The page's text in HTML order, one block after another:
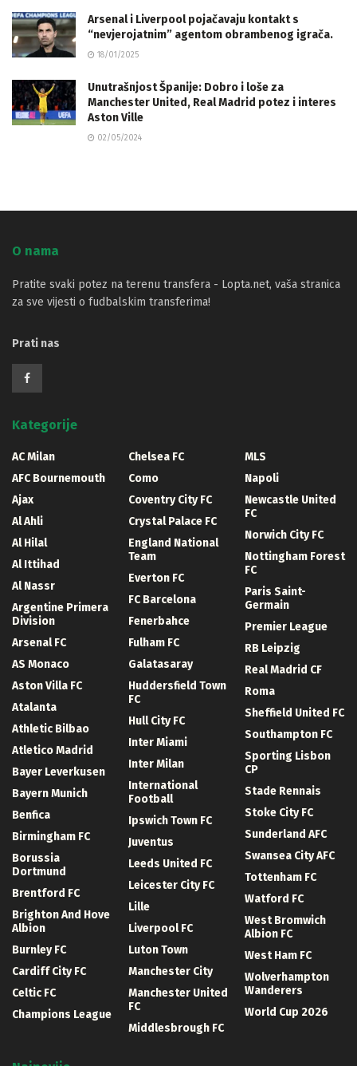
Arsenal i Liverpool pojačavaju kontakt s
“nevjerojatnim” agentom obrambenog igrača.
18/01/2025
Unutrašnjost Španije: Dobro i loše za
Manchester United, Real Madrid potez i interes
Aston Ville
02/05/2024
O nama
Pratite svaki potez na terenu transfera - Lopta.net, vaša stranica
za sve vijesti o fudbalskim transferima!
Prati nas
Kategorije
AC Milan
AFC Bournemouth
Ajax
Al Ahli
Al Hilal
Al Ittihad
Al Nassr
Argentine Primera
Division
Arsenal FC
AS Monaco
Aston Villa FC
Atalanta
Athletic Bilbao
Atletico Madrid
Bayer Leverkusen
Bayern Munich
Benfica
Birmingham FC
Borussia
Dortmund
Brentford FC
Brighton And Hove
Albion
Burnley FC
Cardiff City FC
Celtic FC
Champions League
Chelsea FC
Como
Coventry City FC
Crystal Palace FC
England National
Team
Everton FC
FC Barcelona
Fenerbahce
Fulham FC
Galatasaray
Huddersfield Town
FC
Hull City FC
Inter Miami
Inter Milan
International
Football
Ipswich Town FC
Juventus
Leeds United FC
Leicester City FC
Lille
Liverpool FC
Luton Town
Manchester City
Manchester United
FC
Middlesbrough FC
MLS
Napoli
Newcastle United
FC
Norwich City FC
Nottingham Forest
FC
Paris Saint-
Germain
Premier League
RB Leipzig
Real Madrid CF
Roma
Sheffield United FC
Southampton FC
Sporting Lisbon
CP
Stade Rennais
Stoke City FC
Sunderland AFC
Swansea City AFC
Tottenham FC
Watford FC
West Bromwich
Albion FC
West Ham FC
Wolverhampton
Wanderers
World Cup 2026